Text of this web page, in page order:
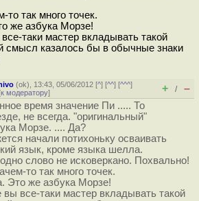
то так много точек.
же азбука Морзе!
таки мастер вкладывать такой
смысл казалось бы в обычные знаки
(ok), 13:43, 05/06/2012 [^] [^^] [^^^]
к модератору] + / –
время значение Пи ..... То
не всегда. "оригинальный"
Морзе. .... Да?
начали потихоньку осваивать
язык, кроме языка шелла.
слово не исковеркано. Похвально!
то так много точек.
Это же азбука Морзе!
вы все-таки мастер вкладывать такой